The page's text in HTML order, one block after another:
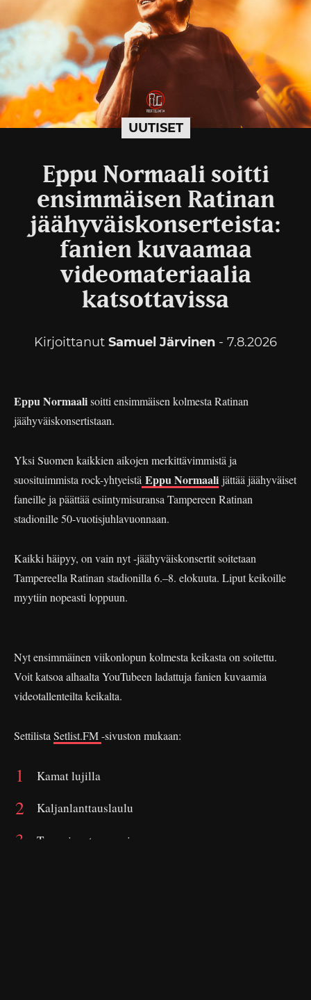
UUTISET
Eppu Normaali soitti
ensimmäisen Ratinan
jäähyväiskonserteista:
fanien kuvaamaa
videomateriaalia
katsottavissa
Kirjoittanut Samuel Järvinen - 7.8.2026
Eppu Normaalisoitti ensimmäisen kolmesta Ratinan
jäähyväiskonsertistaan.
Yksi Suomen kaikkien aikojen merkittävimmistä ja
suosituimmista rock-yhtyeistä Eppu Normaali jättää jäähyväiset
faneille ja päättää esiintymisuransa Tampereen Ratinan
stadionille 50-vuotisjuhlavuonnaan.
Kaikki häipyy, on vain nyt -jäähyväiskonsertit soitetaan
Tampereella Ratinan stadionilla 6.–8. elokuuta. Liput keikoille
myytiin nopeasti loppuun.
Nyt ensimmäinen viikonlopun kolmesta keikasta on soitettu.
Voit katsoa alhaalta YouTubeen ladattuja fanien kuvaamia
videotallenteilta keikalta.
Settilista Setlist.FM-sivuston mukaan:
Kamat lujilla
Kaljanlanttauslaulu
Teen sinusta muusia